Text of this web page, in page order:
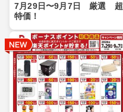
7月29日〜9月7日 厳選 超
特価！